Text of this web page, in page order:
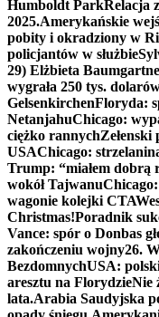
Humboldt ParkRelacja
2025.Amerykańskie
pobity i okradziony w
policjantów w służbie
29) Elżbieta
wygrała 250 tys.
GelsenkirchenFloryda:
NetanjahuChicago:
ciężko rannych
USAChicago:
Trump: “miałem dobrą
wokół Tajwanu
wagonie kolejki CTA
Christmas!Poradnik
Vance: spór o Donbas
zakończeniu wojny26.
BezdomnychUSA:
aresztu na FlorydzieNie
lata.Arabia Saudyjska